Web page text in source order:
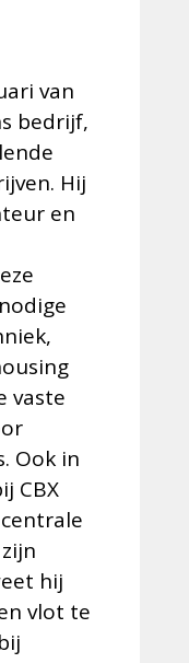
van
bedrijf,
Hij
en
vaste
Ook in
CBX
hij
vlot te